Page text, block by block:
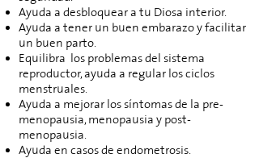
Ayuda a desbloquear a tu Diosa interior.
Ayuda a tener un buen embarazo y facilitar
un buen parto.
Equilibra los problemas del sistema
reproductor, ayuda a regular los ciclos
menstruales.
Ayuda a mejorar los síntomas de la pre-
menopausia, menopausia y post-
menopausia.
Ayuda en casos de endometrosis.